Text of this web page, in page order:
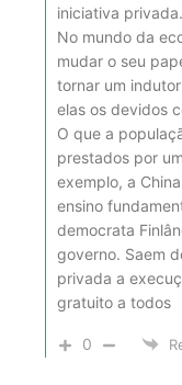
iniciativa privada.
No mundo da
mudar o seu
tornar um
elas os devidos
O que a
prestados por
exemplo, a
ensino
democrata
governo. Saem
privada a
gratuito a todos
0